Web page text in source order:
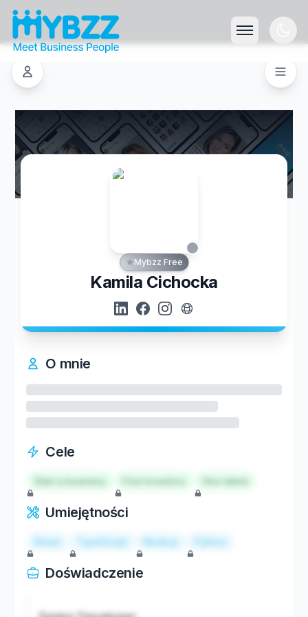
Mybzz Free
Kamila Cichocka
O mnie
Cele
Start a business Hire talent
Umiejętności
React TypeScript Node.js Python
Doświadczenie